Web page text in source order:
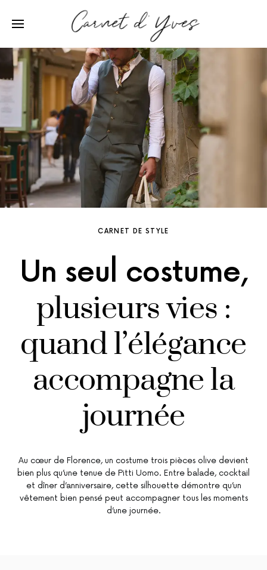
CARNET DE STYLE
Un seul costume,
plusieurs vies :
quand l’élégance
accompagne la
journée
Au cœur de Florence, un costume trois pièces olive devient
bien plus qu’une tenue de Pitti Uomo. Entre balade, cocktail
et dîner d’anniversaire, cette silhouette démontre qu’un
vêtement bien pensé peut accompagner tous les moments
d’une journée.